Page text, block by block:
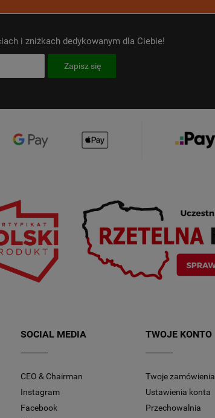
i zniżkach dedykowanym dla Ciebie!
SOCIAL MEDIA
CEO & Chairman
Instagram
Facebook
TWOJE KONTO
Twoje zamówienia
Ustawienia konta
Przechowalnia